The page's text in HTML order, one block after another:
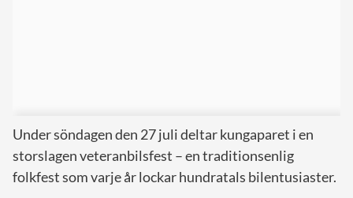
Under söndagen den 27 juli deltar kungaparet i en
storslagen veteranbilsfest – en traditionsenlig
folkfest som varje år lockar hundratals bilentusiaster.